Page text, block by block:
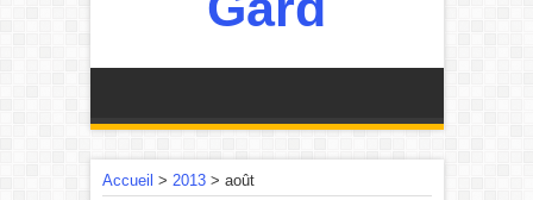
Accueil > 2013> août